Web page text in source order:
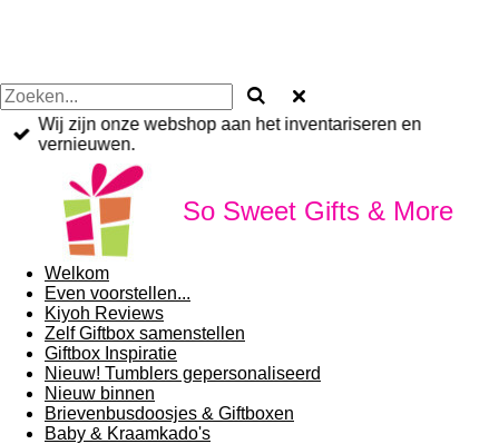
Wij zijn onze webshop aan het inventariseren en
vernieuwen.
So Sweet Gifts & More
Welkom
Even voorstellen...
Kiyoh Reviews
Zelf Giftbox samenstellen
Giftbox Inspiratie
Nieuw! Tumblers gepersonaliseerd
Nieuw binnen
Brievenbusdoosjes & Giftboxen
Baby & Kraamkado's